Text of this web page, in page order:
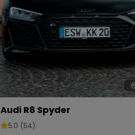
Audi R8 Spyder
5.0 (54)